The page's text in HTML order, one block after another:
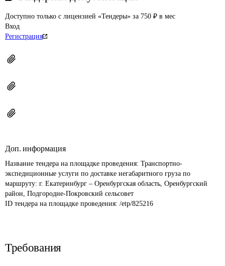
Доступно только с лицензией «Тендеры» за 750 ₽ в мес
Вход
Регистрация
Доп. информация
Название тендера на площадке проведения: Транспортно-
экспедиционные услуги по доставке негабаритного груза по
маршруту: г. Екатеринбург – Оренбургская область, Оренбургский
район, Подгородне-Покровский сельсовет
ID тендера на площадке проведения: /etp/825216
Требования